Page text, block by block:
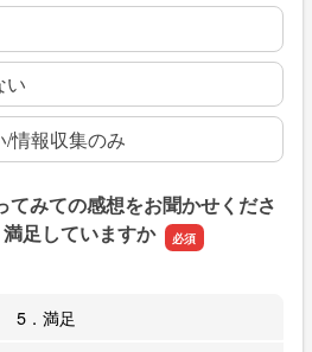
い
情報収集のみ
てみての感想をお聞かせくださ
足していますか
5．満足